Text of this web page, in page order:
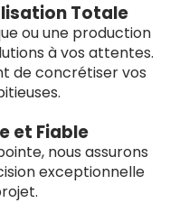
Totale
ou une production
à vos attentes.
de concrétiser vos
et Fiable
nous assurons
exceptionnelle